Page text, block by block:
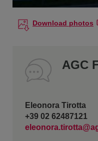
Download photos
AGC
Eleonora Tirotta
+39 02 62487121